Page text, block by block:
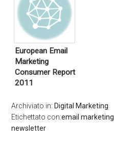
European Email
Marketing
Consumer Report
2011
Archiviato in: Digital Marketing
Etichettato con:email marketing
newsletter